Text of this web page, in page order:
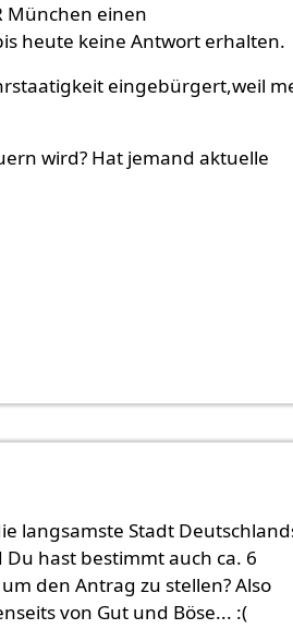
München einen
heute keine Antwort erhalten.
eingebürgert,weil
wird? Hat jemand aktuelle
überprüft)
langsamste Stadt
hast bestimmt auch ca. 6
den Antrag zu stellen? Also
von Gut und Böse... :(